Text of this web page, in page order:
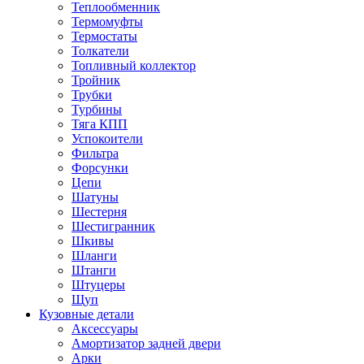
Теплообменник
Термомуфты
Термостаты
Толкатели
Топливный коллектор
Тройник
Трубки
Турбины
Тяга КПП
Успокоители
Фильтра
Форсунки
Цепи
Шатуны
Шестерня
Шестигранник
Шкивы
Шланги
Штанги
Штуцеры
Щуп
Кузовные детали
Аксессуары
Амортизатор задней двери
Арки